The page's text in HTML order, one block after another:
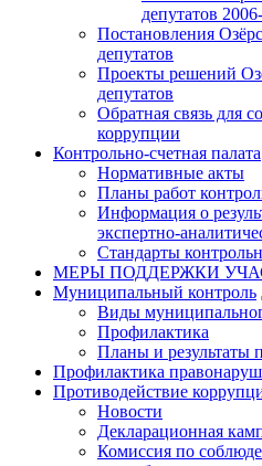
депутатов
Постановления
депутатов
Проекты решений
депутатов
Обратная связь для
коррупции
Контрольно-счетная палата
Нормативные акты
Планы работ
Информация о
экспертно-
Стандарты
МЕРЫ ПОДДЕРЖКИ
Муниципальный контроль
Виды
Профилактика
Планы и результаты
Профилактика
Противодействие
Новости
Декларационная
Комиссия по